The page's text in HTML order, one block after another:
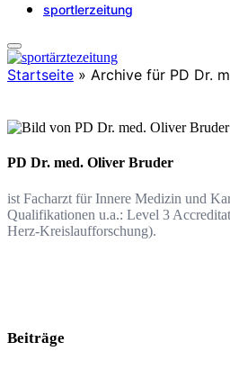
sportlerzeitung
Startseite » Archive für PD Dr.
PD Dr. med. Oliver Bruder
ist Facharzt für Innere Medizin und
Qualifikationen u.a.: Level 3
Herz-Kreislaufforschung).
Beiträge